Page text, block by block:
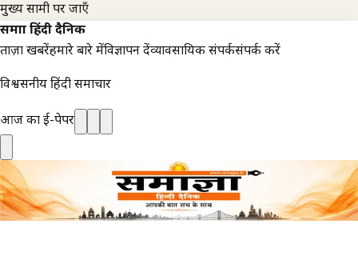
मुख्य सामग्री पर जाएँ
समाज्ञा हिंदी दैनिक
ताज़ा खबरेंहमारे बारे मेंविज्ञापन देंव्यावसायिक संपर्कसंपर्क करें
विश्वसनीय हिंदी समाचार
आज का ई-पेपर